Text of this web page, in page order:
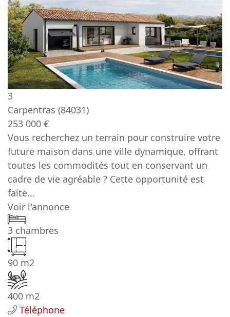
3
Carpentras (84031)
253 000 €
Vous recherchez un terrain pour construire votre
future maison dans une ville dynamique, offrant
toutes les commodités tout en conservant un
cadre de vie agréable ? Cette opportunité est
faite...
Voir l'annonce
3 chambres
90 m2
400 m2
Téléphone